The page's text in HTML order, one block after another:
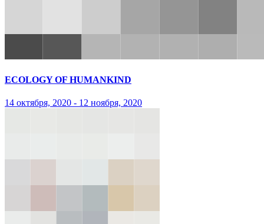
ECOLOGY OF HUMANKIND
14 октября, 2020 - 12 ноября, 2020